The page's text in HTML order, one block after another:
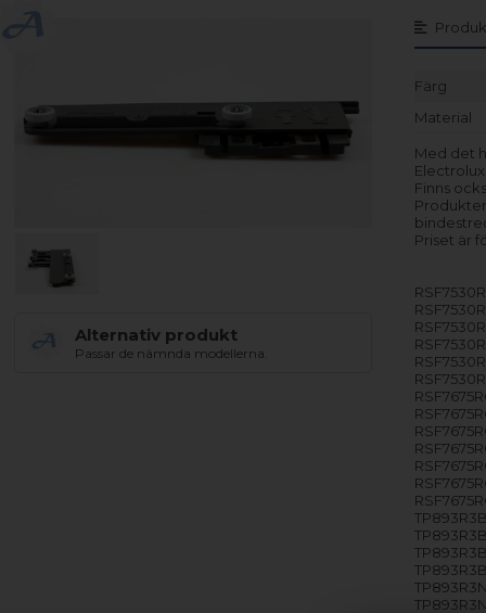
Alternativ produkt
Passar de nämnda modellerna.
Färg
Material
Med det
Finns
Priset är